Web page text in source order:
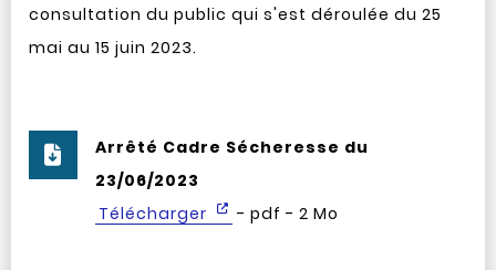
consultation du public qui s'est déroulée du 25
mai au 15 juin 2023.
Arrêté Cadre Sécheresse du
23/06/2023
Télécharger
- pdf - 2 Mo